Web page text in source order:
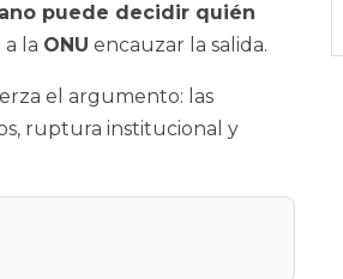
puede decidir quién
la ONU encauzar la salida.
el argumento: las
ruptura institucional y